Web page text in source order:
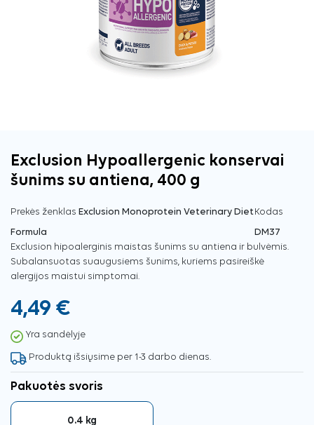
Exclusion Hypoallergenic konservai
šunims su antiena, 400 g
Prekės ženklas Exclusion Monoprotein Veterinary Diet
Formula
Kodas
DM37
Exclusion hipoalerginis maistas šunims su antiena ir bulvėmis.
Subalansuotas suaugusiems šunims, kuriems pasireiškė
alergijos maistui simptomai.
4,49 €
Yra sandėlyje
Produktą išsiųsime per 1-3 darbo dienas.
Pakuotės svoris
0.4 kg